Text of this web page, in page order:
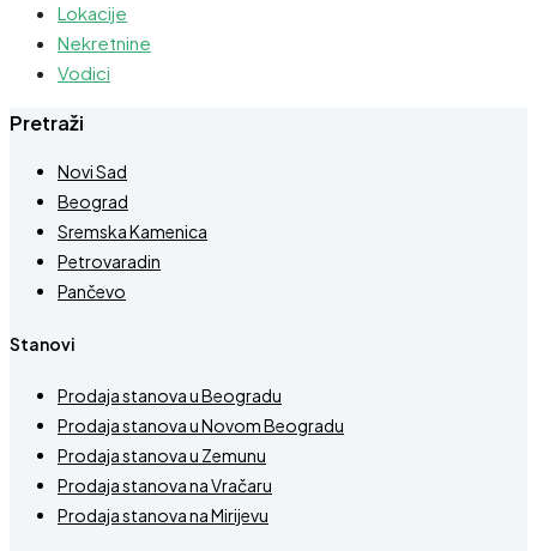
Lokacije
Nekretnine
Vodici
Pretraži
Novi Sad
Beograd
Sremska Kamenica
Petrovaradin
Pančevo
Stanovi
Prodaja stanova u Beogradu
Prodaja stanova u Novom Beogradu
Prodaja stanova u Zemunu
Prodaja stanova na Vračaru
Prodaja stanova na Mirijevu